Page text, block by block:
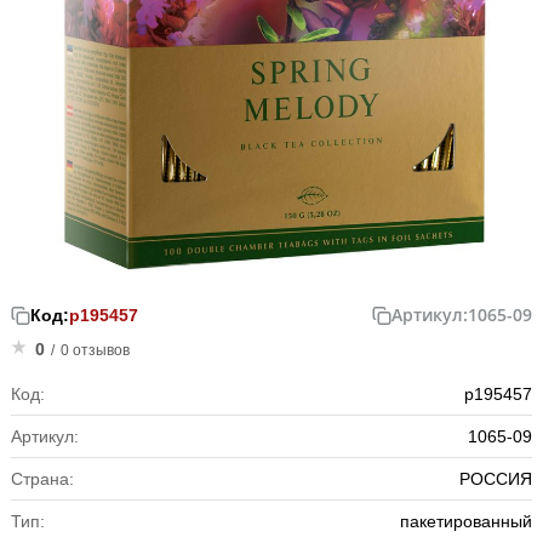
Код:р195457 Артикул:1065-09
0 / 0 отзывов
Код: р195457
Артикул: 1065-09
Страна: РОССИЯ
Тип: пакетированный